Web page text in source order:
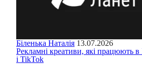
Біленька Наталія 13.07.2026
Рекламні креативи, які працюють в
і TikTok